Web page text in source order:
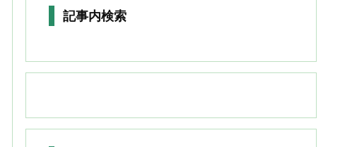
記事内検索